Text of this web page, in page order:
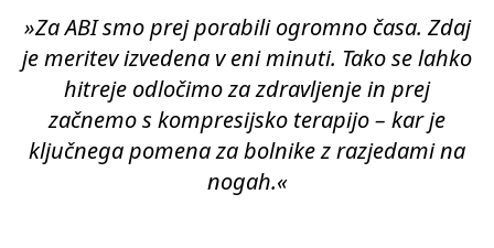
»Za ABI smo prej porabili ogromno časa. Zdaj
je meritev izvedena v eni minuti. Tako se lahko
hitreje odločimo za zdravljenje in prej
začnemo s kompresijsko terapijo – kar je
ključnega pomena za bolnike z razjedami na
nogah.«